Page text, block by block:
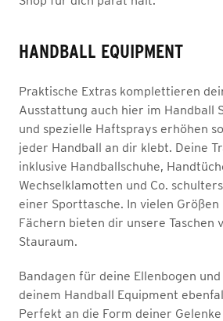
HANDBALL EQUIPMENT
Praktische Extras komplettieren
Ausstattung auch hier im Handball
und spezielle Haftsprays erhöhen
jeder Handball an dir klebt. Deine
inklusive Handballschuhe,
Wechselklamotten und Co.
einer Sporttasche. In vielen
Fächern bieten dir unsere Taschen
Stauraum.
Bandagen für deine Ellenbogen
deinem Handball Equipment
Perfekt an die Form deiner